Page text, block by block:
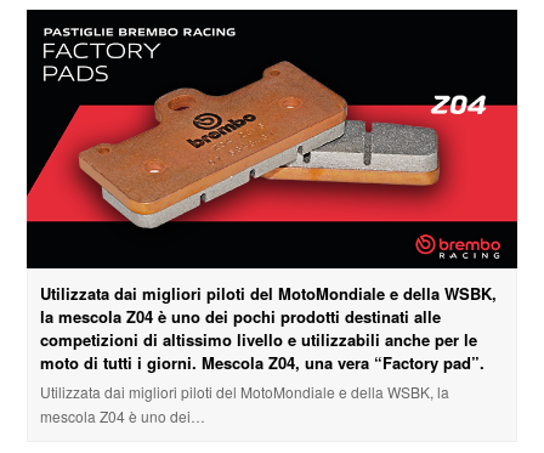
Utilizzata dai migliori piloti del MotoMondiale e della WSBK,
la mescola Z04 è uno dei pochi prodotti destinati alle
competizioni di altissimo livello e utilizzabili anche per le
moto di tutti i giorni. Mescola Z04, una vera “Factory pad”.
Utilizzata dai migliori piloti del MotoMondiale e della WSBK, la
mescola Z04 è uno dei…